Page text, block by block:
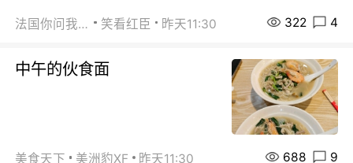
法国你问我答 笑看红臣 昨天11:30 322 4
中午的伙食面
美食天下 美洲豹XF 昨天11:30 688 9